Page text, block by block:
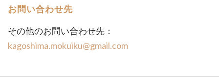
お問い合わせ先
その他のお問い合わせ先：
kagoshima.mokuiku@gmail.com